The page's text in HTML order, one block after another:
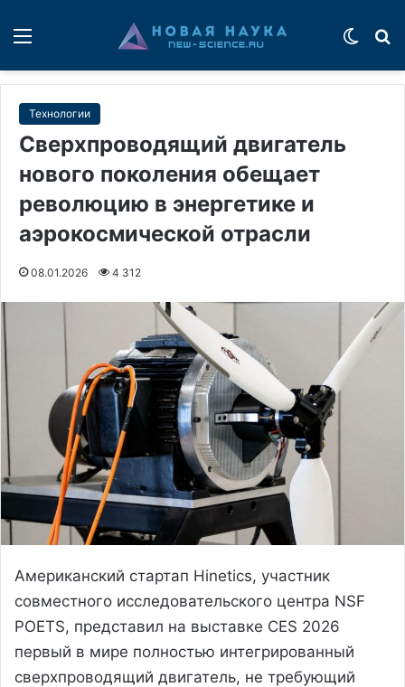
Технологии
Сверхпроводящий двигатель
нового поколения обещает
революцию в энергетике и
аэрокосмической отрасли
08.01.2026 4 312
Американский стартап Hinetics, участник
совместного исследовательского центра NSF
POETS, представил на выставке CES 2026
первый в мире полностью интегрированный
сверхпроводящий двигатель, не требующий